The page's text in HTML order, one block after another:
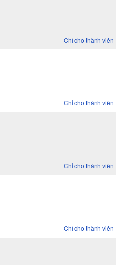
Chỉ cho thành viên
Chỉ cho thành viên
Chỉ cho thành viên
Chỉ cho thành viên